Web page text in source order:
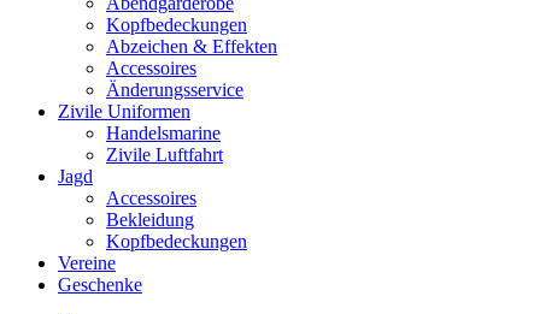
Kopfbedeckungen
Abzeichen & Effekten
Accessoires
Änderungsservice
Zivile Uniformen
Handelsmarine
Zivile Luftfahrt
Jagd
Accessoires
Bekleidung
Kopfbedeckungen
Vereine
Geschenke